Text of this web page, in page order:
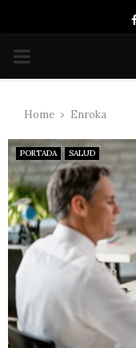
PRIMARY
Home Enroka
PORTADA SALUD